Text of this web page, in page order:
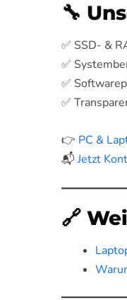
🔧
✅ SSD- &
✅
✅
✅
👉 PC &
📬 Jetzt
🔗